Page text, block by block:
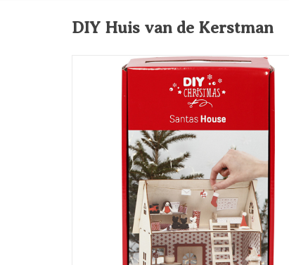
DIY Huis van de Kerstman